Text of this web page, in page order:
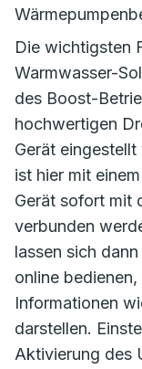
Die wichtigsten
Warmwasser-
des Boost-
hochwertigen
Gerät
ist hier mit
Gerät sofort mit
verbunden
lassen sich
online
Informationen
darstellen.
Aktivierung des